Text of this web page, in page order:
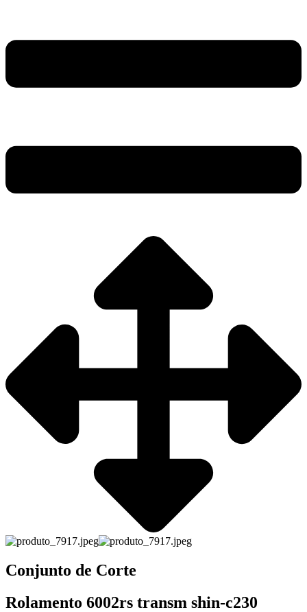
Conjunto de Corte
Rolamento 6002rs transm shin-c230